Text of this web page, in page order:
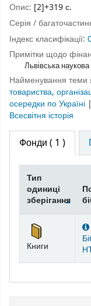
Опис: [2]+319 с.
Серія /
Індекс класифікації:
Примітки щодо
Львівська
Найменування теми
товариства,
осередки по Україні |
Всесвітня історія
Фонди ( 1 )
Фонди
Тип
одиниці
зберігання
Книги